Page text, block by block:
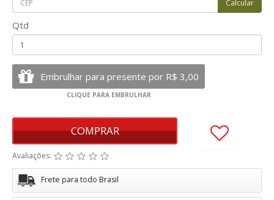
Qtd
COMPRAR
Avaliações:
Frete para todo Brasil